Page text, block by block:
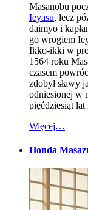
Masanobu
Ieyasu, lecz
daimyō i
go wrogiem
Ikkō-ikki w
1564 roku
czasem
zdobył sławy
odniesionej w
pięćdziesiąt lat
Więcej…
Honda